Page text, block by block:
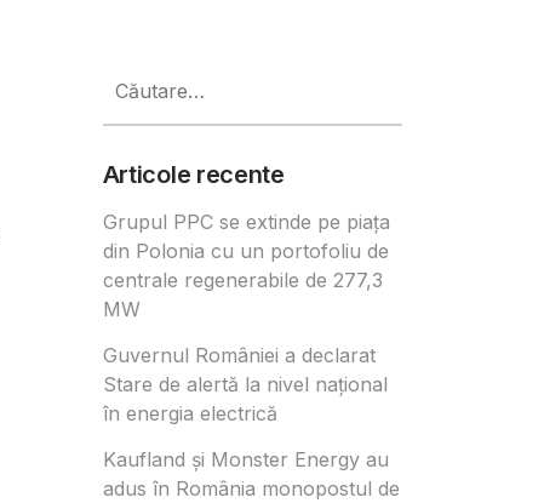
după:
Articole recente
Grupul PPC se extinde pe piața
din Polonia cu un portofoliu de
centrale regenerabile de 277,3
MW
Guvernul României a declarat
Stare de alertă la nivel național
în energia electrică
Kaufland și Monster Energy au
adus în România monopostul de